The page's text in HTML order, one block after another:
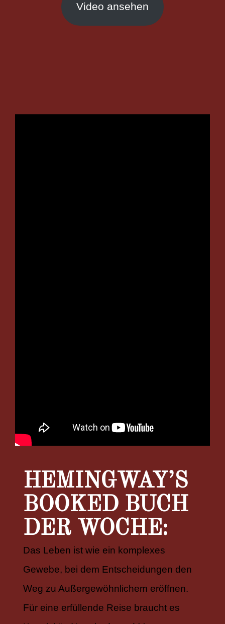
Video ansehen
HEMINGWAY’S
BOOKED BUCH
DER WOCHE:
Das Leben ist wie ein komplexes
Gewebe, bei dem Entscheidungen den
Weg zu Außergewöhnlichem eröffnen.
Für eine erfüllende Reise braucht es